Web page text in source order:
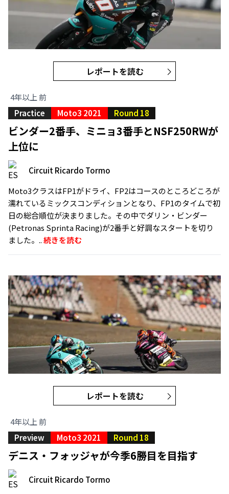
レポートを読む
4年以上 前
Practice
Moto3 2021 Round 18
ビンダー2番手、ミニョ3番手とNSF250RWが
上位に
Circuit Ricardo Tormo
Moto3クラスはFP1がドライ、FP2はコースのところどころが
濡れているミックスコンディションとなり、FP1のタイムで初
日の総合順位が決まりました。その中でダリン・ビンダー
(Petronas Sprinta Racing)が2番手と好調なスタートを切り
ました。..続きを読む
レポートを読む
4年以上 前
Preview
Moto3 2021 Round 18
デニス・フォッジャが今季6勝目を目指す
Circuit Ricardo Tormo